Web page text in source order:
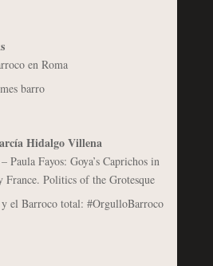
en Roma
barro
Hidalgo Villena
Paula Fayos: Goya’s Caprichos in
France. Politics of the Grotesque
el Barroco total: #OrgulloBarroco